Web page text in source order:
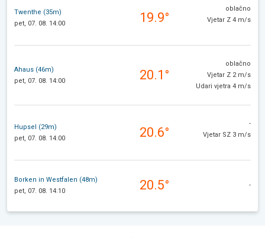
Twenthe (35m)
pet, 07. 08. 14:00
19.9°
oblačno
Vjetar Z 4 m/s
Ahaus (46m)
pet, 07. 08. 14:00
20.1°
oblačno
Vjetar Z 2 m/s
Udari vjetra 4 m/s
Hupsel (29m)
pet, 07. 08. 14:00
20.6°
-
Vjetar SZ 3 m/s
Borken in Westfalen (48m)
pet, 07. 08. 14:10
20.5° -